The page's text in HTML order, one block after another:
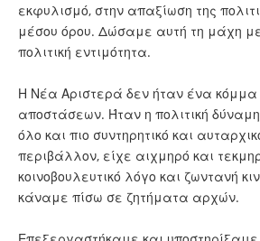
εκφυλισμό, στην απαξίωση της
μέσου όρου. Δώσαμε αυτή τη μάχη
πολιτική εντιμότητα.
Η Νέα Αριστερά δεν ήταν ένα κόμμα
αποστάσεων. Ήταν η πολιτική
όλο και πιο συντηρητικό και
περιβάλλον, είχε αιχμηρό και
κοινοβουλευτικό λόγο και ζωντανή
κάναμε πίσω σε ζητήματα αρχών.